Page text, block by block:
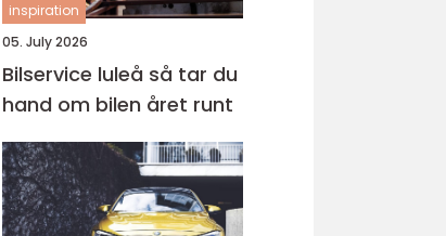
inspiration
05. July 2026
Bilservice luleå så tar du
hand om bilen året runt